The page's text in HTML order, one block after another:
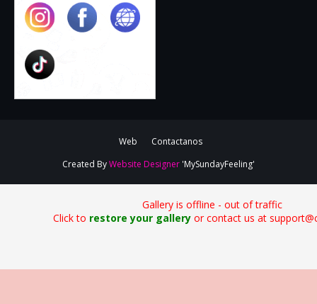
Web
Contactanos
Created ByWebsite Designer 'MySundayFeeling'
Gallery is offline - out of traffic
Click to restore your galleryor contact us at